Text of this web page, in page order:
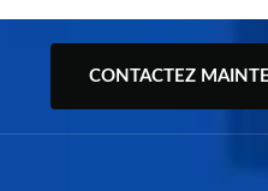
CONTACTEZ